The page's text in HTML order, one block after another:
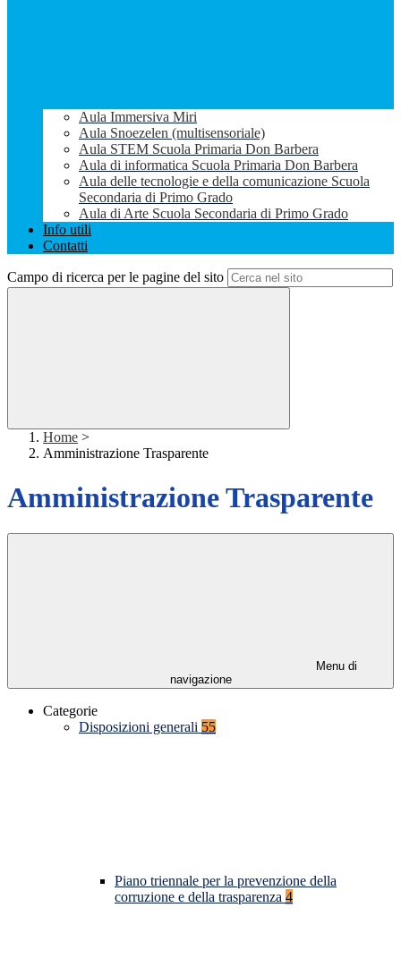
Aula Immersiva Miri
Aula Snoezelen (multisensoriale)
Aula STEM Scuola Primaria Don Barbera
Aula di informatica Scuola Primaria Don Barbera
Aula delle tecnologie e della comunicazione Scuola
Secondaria di Primo Grado
Aula di Arte Scuola Secondaria di Primo Grado
Info utili
Contatti
Campo di ricerca per le pagine del sito
Home >
Amministrazione Trasparente
Amministrazione Trasparente
Menu di
navigazione
Categorie
Disposizioni generali 55
Piano triennale per la prevenzione della
corruzione e della trasparenza 4